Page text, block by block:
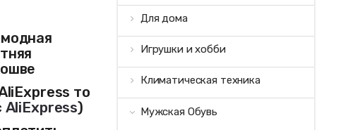
то
AliExpress)
Для дома
Игрушки и хобби
Климатическая техника
Мужская Обувь